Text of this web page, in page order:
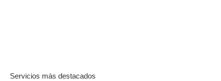
Servicios más destacados